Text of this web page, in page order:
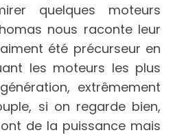
quelques moteurs
nous raconte leur
été précurseur en
les moteurs les plus
extrêmement
si on regarde bien,
ont de la puissance mais